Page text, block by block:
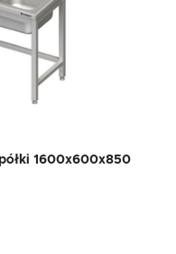
1600x600x850